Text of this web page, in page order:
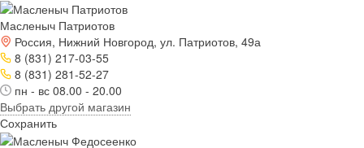
Масленыч Патриотов
Россия, Нижний Новгород, ул. Патриотов, 49а
8 (831) 217-03-55
8 (831) 281-52-27
пн - вс 08.00 - 20.00
Выбрать другой магазин
Сохранить